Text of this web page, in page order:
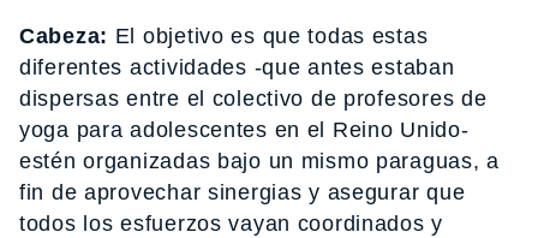
Cabeza: El objetivo es que todas estas
diferentes actividades -que antes estaban
dispersas entre el colectivo de profesores de
yoga para adolescentes en el Reino Unido-
estén organizadas bajo un mismo paraguas, a
fin de aprovechar sinergias y asegurar que
todos los esfuerzos vayan coordinados y